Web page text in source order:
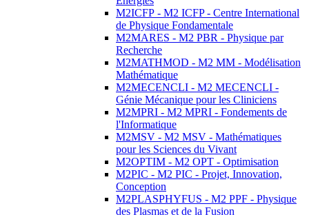
M2ICFP - M2 ICFP - Centre International
de Physique Fondamentale
M2MARES - M2 PBR - Physique par
Recherche
M2MATHMOD - M2 MM - Modélisation
Mathématique
M2MECENCLI - M2 MECENCLI -
Génie Mécanique pour les Cliniciens
M2MPRI - M2 MPRI - Fondements de
l'Informatique
M2MSV - M2 MSV - Mathématiques
pour les Sciences du Vivant
M2OPTIM - M2 OPT - Optimisation
M2PIC - M2 PIC - Projet, Innovation,
Conception
M2PLASPHYFUS - M2 PPF - Physique
des Plasmas et de la Fusion